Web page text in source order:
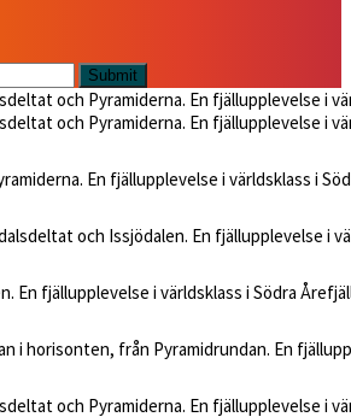
Submit